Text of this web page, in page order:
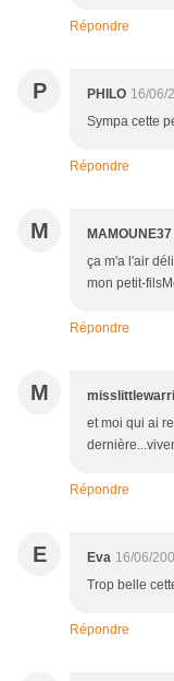
Répondre
P PHILO 16/06/
Sympa cette
Répondre
M MAMOUNE37
ça m'a l'air
mon petit-
Répondre
M
et moi qui ai
Répondre
E Eva 16/06/
Trop belle
Répondre